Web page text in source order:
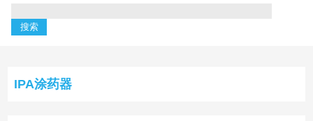
IPA涂药器